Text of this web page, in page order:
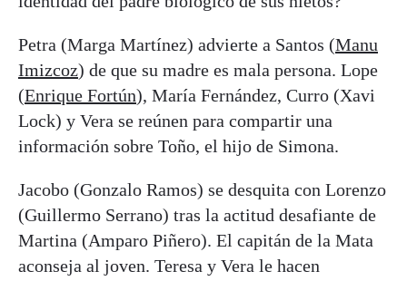
Petra (Marga Martínez) advierte a Santos (Manu
Imizcoz) de que su madre es mala persona. Lope
(Enrique Fortún), María Fernández, Curro (Xavi
Lock) y Vera se reúnen para compartir una
información sobre Toño, el hijo de Simona.
Jacobo (Gonzalo Ramos) se desquita con Lorenzo
(Guillermo Serrano) tras la actitud desafiante de
Martina (Amparo Piñero). El capitán de la Mata
aconseja al joven. Teresa y Vera le hacen